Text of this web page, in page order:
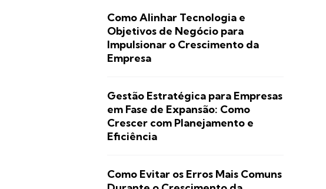
Como Alinhar Tecnologia e
Objetivos de Negócio para
Impulsionar o Crescimento da
Empresa
Gestão Estratégica para Empresas
em Fase de Expansão: Como
Crescer com Planejamento e
Eficiência
Como Evitar os Erros Mais Comuns